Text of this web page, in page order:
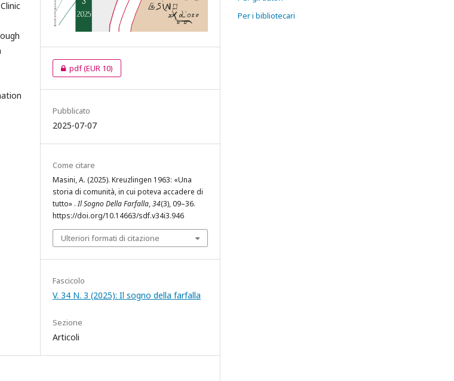
pdf(EUR 10)
Pubblicato
2025-07-07
Come citare
Masini, A. (2025). Kreuzlingen 1963: «Una
storia di comunità, in cui poteva accadere di
tutto» .Il Sogno Della Farfalla,34(3), 09–36.
https://doi.org/10.14663/sdf.v34i3.946
Ulteriori formati di citazione
Fascicolo
V. 34 N. 3 (2025): Il sogno della farfalla
Sezione
Articoli
Per i bibliotecari